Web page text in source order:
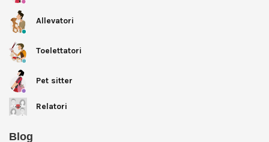
Allevatori
Toelettatori
Pet sitter
Relatori
Blog